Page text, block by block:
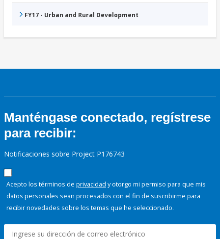
FY17 - Urban and Rural Development
Manténgase conectado, regístrese
para recibir:
Notificaciones sobre Project P176743
Acepto los términos de privacidad y otorgo mi permiso para que mis
datos personales sean procesados con el fin de suscribirme para
recibir novedades sobre los temas que he seleccionado.